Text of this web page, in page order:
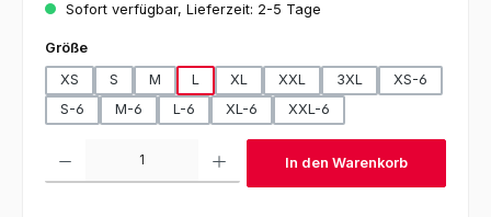
Sofort verfügbar, Lieferzeit: 2-5 Tage
Größeauswählen
XS
S M L XL XXL 3XL
XS-6
S-6
M-6 L-6 XL-6 XXL-6
Produkt Anzahl: Gib den gewünschten Wert ein oder benutze die
In den Warenkorb